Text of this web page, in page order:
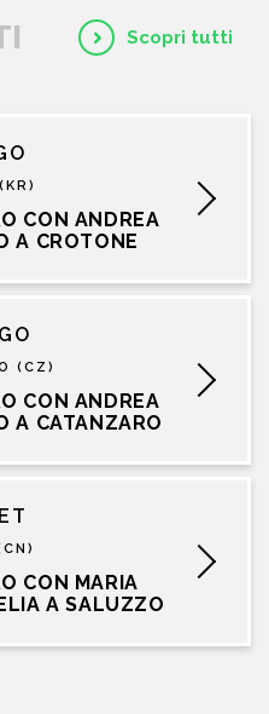
Scopri tutti
CON ANDREA
A CROTONE
(CZ)
CON ANDREA
A CATANZARO
CON MARIA
A SALUZZO